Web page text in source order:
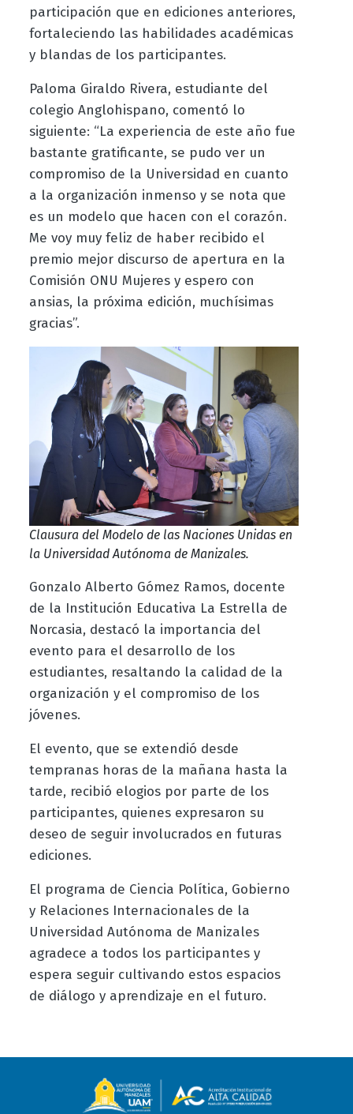
participación que en ediciones anteriores,
fortaleciendo las habilidades académicas
y blandas de los participantes.
Paloma Giraldo Rivera, estudiante del
colegio Anglohispano, comentó lo
siguiente: “La experiencia de este año fue
bastante gratificante, se pudo ver un
compromiso de la Universidad en cuanto
a la organización inmenso y se nota que
es un modelo que hacen con el corazón.
Me voy muy feliz de haber recibido el
premio mejor discurso de apertura en la
Comisión ONU Mujeres y espero con
ansias, la próxima edición, muchísimas
gracias”.
Clausura del Modelo de las Naciones Unidas en
la Universidad Autónoma de Manizales.
Gonzalo Alberto Gómez Ramos, docente
de la Institución Educativa La Estrella de
Norcasia, destacó la importancia del
evento para el desarrollo de los
estudiantes, resaltando la calidad de la
organización y el compromiso de los
jóvenes.
El evento, que se extendió desde
tempranas horas de la mañana hasta la
tarde, recibió elogios por parte de los
participantes, quienes expresaron su
deseo de seguir involucrados en futuras
ediciones.
El programa de Ciencia Política, Gobierno
y Relaciones Internacionales de la
Universidad Autónoma de Manizales
agradece a todos los participantes y
espera seguir cultivando estos espacios
de diálogo y aprendizaje en el futuro.